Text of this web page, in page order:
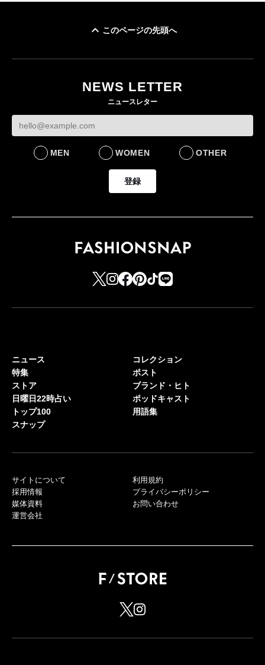
このページの先頭へ
NEWS LETTER
ニュースレター
MEN WOMEN OTHER
登録
ニュース
特集
ストア
日曜日22時占い
トップ100
スナップ
コレクション
ポスト
ブランド・ヒト
ポッドキャスト
用語集
サイトについて
採用情報
媒体資料
運営会社
利用規約
プライバシーポリシー
お問い合わせ